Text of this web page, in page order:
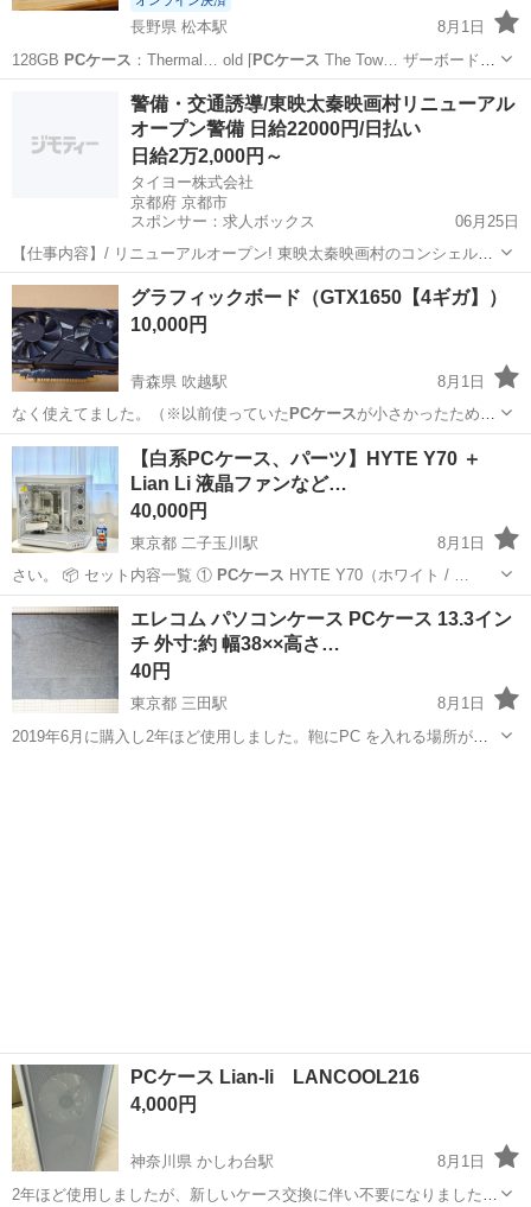
長野県 松本駅
8月1日
128GB PCケース ：Thermal… old [PCケース The Tow… ザーボード対
応のPCケースです。自作PCな…
松本市 松本駅 デスクトップパソコン 31.5インチ
警備・交通誘導/東映太秦映画村リニューアル
オープン警備 日給22000円/日払い
日給2万2,000円～
タイヨー株式会社
京都府 京都市
スポンサー：求人ボックス
06月25日
【仕事内容】/ リニューアルオープン! 東映太秦映画村のコンシェルジ
ュ! お仕事内容 リニューアルオープンする東映太秦映画村での 警備ス
タッフをお願いします! 目指せ!「おもてなし」のできる警備員! 具体的
には…? ・出入管理業務...
アルバイト・パート
グラフィックボード（GTX1650【4ギガ】）
10,000円
青森県 吹越駅
8月1日
なく使えてました。（※以前使っていた PCケースが小さかったため、
他のパーツや配線に…
青森 上北郡 吹越駅
【白系PCケース、パーツ】HYTE Y70 ＋
Lian Li 液晶ファンなど…
40,000円
東京都 二子玉川駅
8月1日
さい。 📦 セット内容一覧 ① PCケース HYTE Y70（ホワイト / …
東京 世田谷区 二子玉川駅 PCパーツ
エレコム パソコンケース PCケース 13.3イン
チ 外寸:約 幅38××高さ…
40円
東京都 三田駅
8月1日
2019年6月に購入し2年ほど使用しました。鞄にPC を入れる場所があ
PCケース Lian-li LANCOOL216
4,000円
神奈川県 かしわ台駅
8月1日
2年ほど使用しましたが、新しいケース交換に伴い不要になりましたの